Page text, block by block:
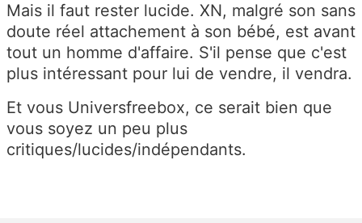
Mais il faut rester lucide. XN, malgré son sans
doute réel attachement à son bébé, est avant
tout un homme d'affaire. S'il pense que c'est
plus intéressant pour lui de vendre, il vendra.
Et vous Universfreebox, ce serait bien que
vous soyez un peu plus
critiques/lucides/indépendants.